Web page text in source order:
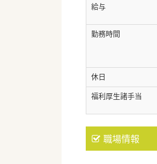
給与
勤務時間
休日
福利厚生諸手当
職場情報